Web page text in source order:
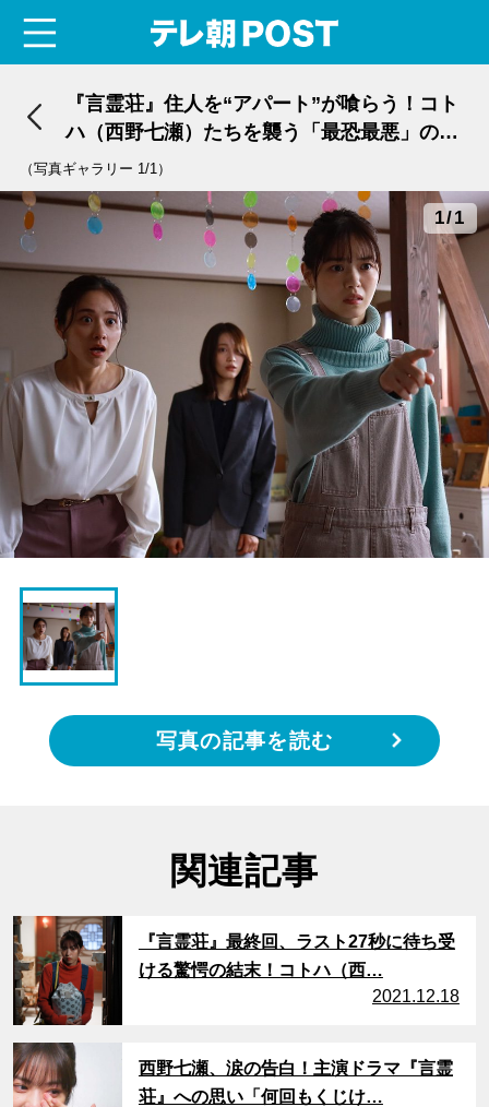
『言霊荘』住人を“アパート”が喰らう！コト
ハ（西野七瀬）たちを襲う「最恐最悪」の呪
い
（写真ギャラリー 1/1）
1/1
写真の記事を読む
関連記事
『言霊荘』最終回、ラスト27秒に待ち受
ける驚愕の結末！コトハ（西…
2021.12.18
西野七瀬、涙の告白！主演ドラマ『言霊
荘』への思い「何回もくじけ…